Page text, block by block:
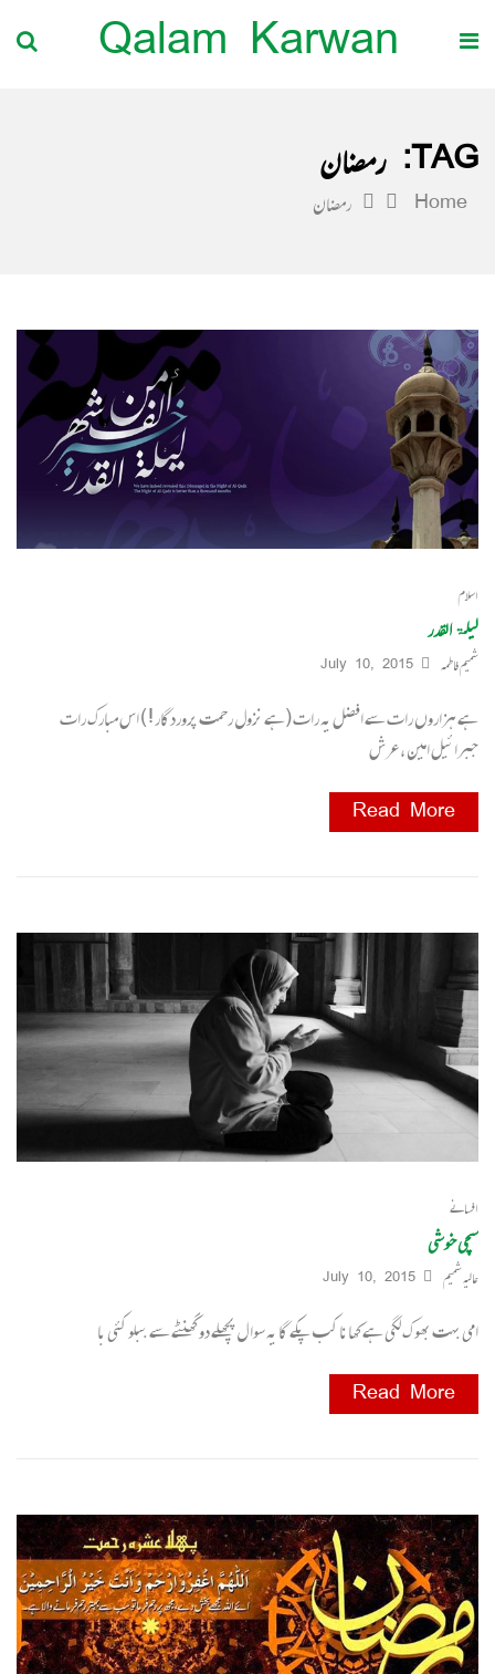
Qalam Karwan
TAG: رمضان
Home رمضان
اسلام
لیلۃ القدر
شمیم فاطمہ July 10, 2015
ہے ہزاروں رات سے افضل یہ رات (ہے نزول رحمت پروردگار ! ) اس مبارک رات
جبرائیل امین ، عرش
Read More
افسانے
سچی خوشی
عالیہ شمیم July 10, 2015
امی بہت بھو ک لگی ہے کھانا کب پکے گا یہ سوا ل پچھلے دو گھنٹے سے ببلو کئی با
Read More